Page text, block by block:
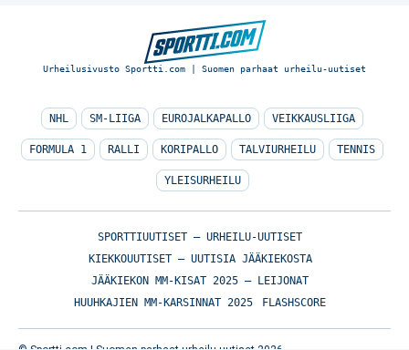
Urheilusivusto Sportti.com | Suomen parhaat urheilu-uutiset
NHL SM-LIIGA EUROJALKAPALLO VEIKKAUSLIIGA
FORMULA 1 RALLI KORIPALLO TALVIURHEILU TENNIS
YLEISURHEILU
SPORTTIUUTISET – URHEILU-UUTISET
KIEKKOUUTISET – UUTISIA JÄÄKIEKOSTA
JÄÄKIEKON MM-KISAT 2025 – LEIJONAT
HUUHKAJIEN MM-KARSINNAT 2025
FLASHSCORE